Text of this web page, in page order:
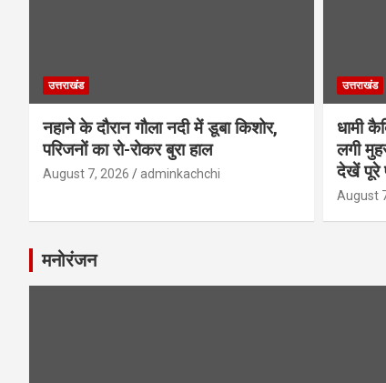
उत्तराखंड
नहाने के दौरान गौला नदी में डूबा किशोर,
परिजनों का रो-रोकर बुरा हाल
August 7, 2026 adminkachchi
उत्तराखंड
धामी
लगी
देखें पूरे
August
मनोरंजन